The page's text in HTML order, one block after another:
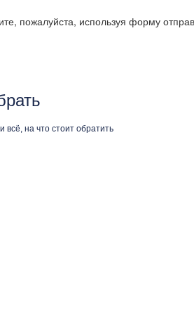
пожалуйста, используя форму
на что стоит обратить